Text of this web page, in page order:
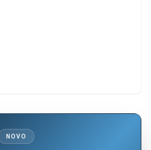
NOVO